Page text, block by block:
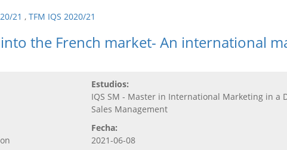
21 , TFM IQS 2020/21
the French market- An international
Estudios:
IQS SM - Master in International Marketing in
Sales Management
Fecha:
2021-06-08